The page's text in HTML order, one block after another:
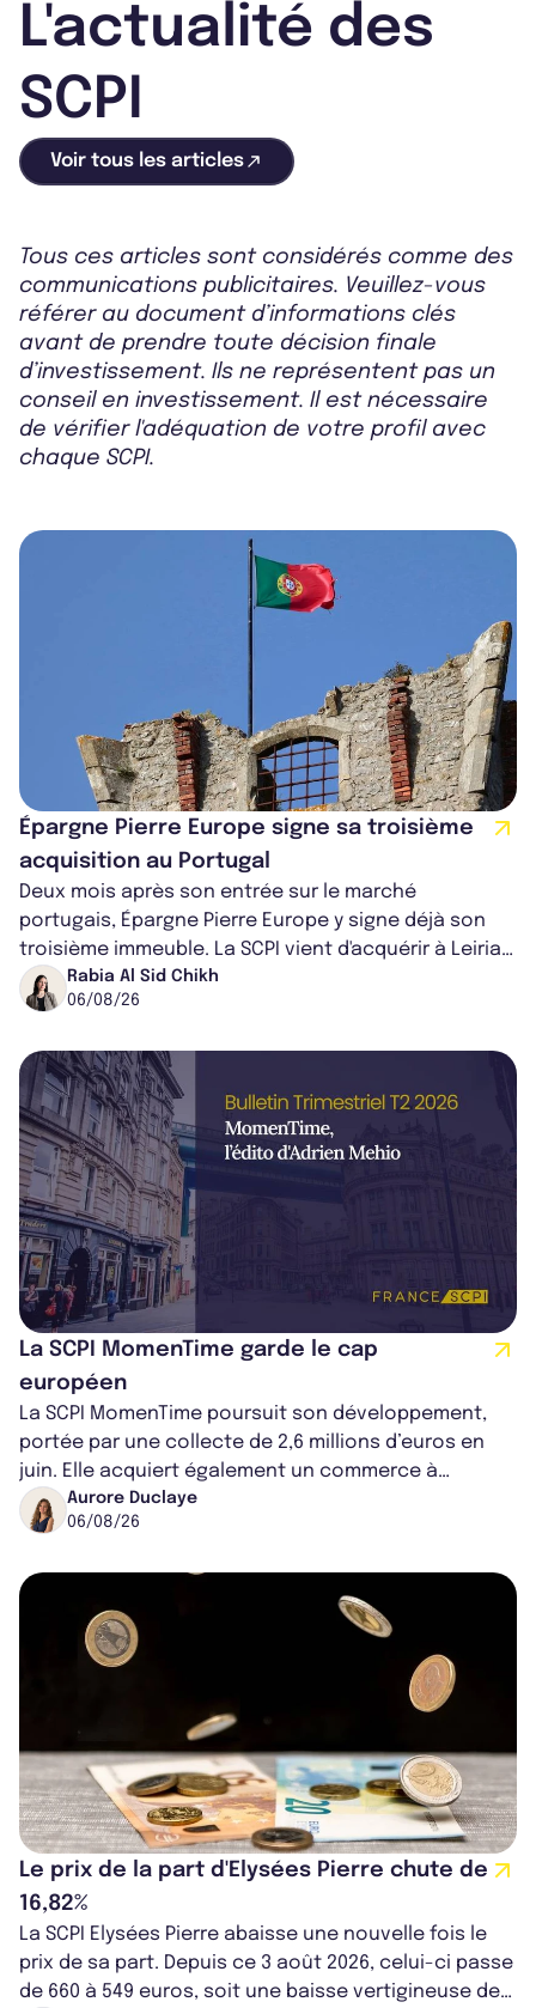
L'actualité des
SCPI
Voir tous les articles
Tous ces articles sont considérés comme des
communications publicitaires. Veuillez-vous
référer au document d’informations clés
avant de prendre toute décision finale
d’investissement. Ils ne représentent pas un
conseil en investissement. Il est nécessaire
de vérifier l'adéquation de votre profil avec
chaque SCPI.
Épargne Pierre Europe signe sa troisième
acquisition au Portugal
Deux mois après son entrée sur le marché
portugais, Épargne Pierre Europe y signe déjà son
troisième immeuble. La SCPI vient d'acquérir à Leiria,
dans le centre du pays, un établis...
Rabia Al Sid Chikh
06/08/26
La SCPI MomenTime garde le cap
européen
La SCPI MomenTime poursuit son développement,
portée par une collecte de 2,6 millions d’euros en
juin. Elle acquiert également un commerce à
Worcester, place une plateforme logisti...
Aurore Duclaye
06/08/26
Le prix de la part d'Elysées Pierre chute de
16,82%
La SCPI Elysées Pierre abaisse une nouvelle fois le
prix de sa part. Depuis ce 3 août 2026, celui-ci passe
de 660 à 549 euros, soit une baisse vertigineuse de